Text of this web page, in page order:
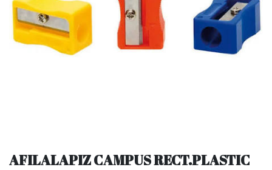
AFILALAPIZ CAMPUS RECT.PLASTIC